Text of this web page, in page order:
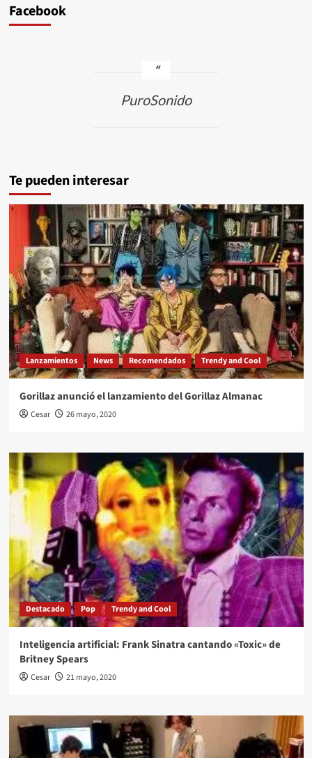
Facebook
PuroSonido
Te pueden interesar
Lanzamientos News Recomendados Trendy and Cool
Gorillaz anunció el lanzamiento del Gorillaz Almanac
Cesar 26 mayo, 2020
Destacado Pop Trendy and Cool
Inteligencia artificial: Frank Sinatra cantando «Toxic» de
Britney Spears
Cesar 21 mayo, 2020